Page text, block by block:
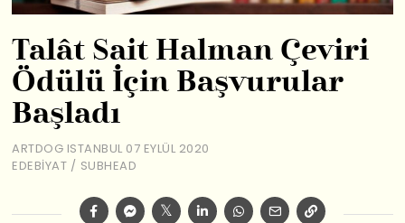
Talât Sait Halman Çeviri
Ödülü İçin Başvurular
Başladı
ARTDOG ISTANBUL 07 EYLÜL 2020
EDEBIYAT / SUBHEAD